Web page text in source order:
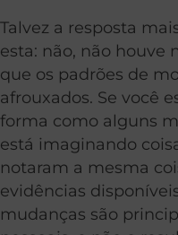
Talvez a resposta
esta: não, não houve
que os padrões de
afrouxados. Se você
forma como alguns
está imaginando
notaram a mesma
evidências
mudanças são